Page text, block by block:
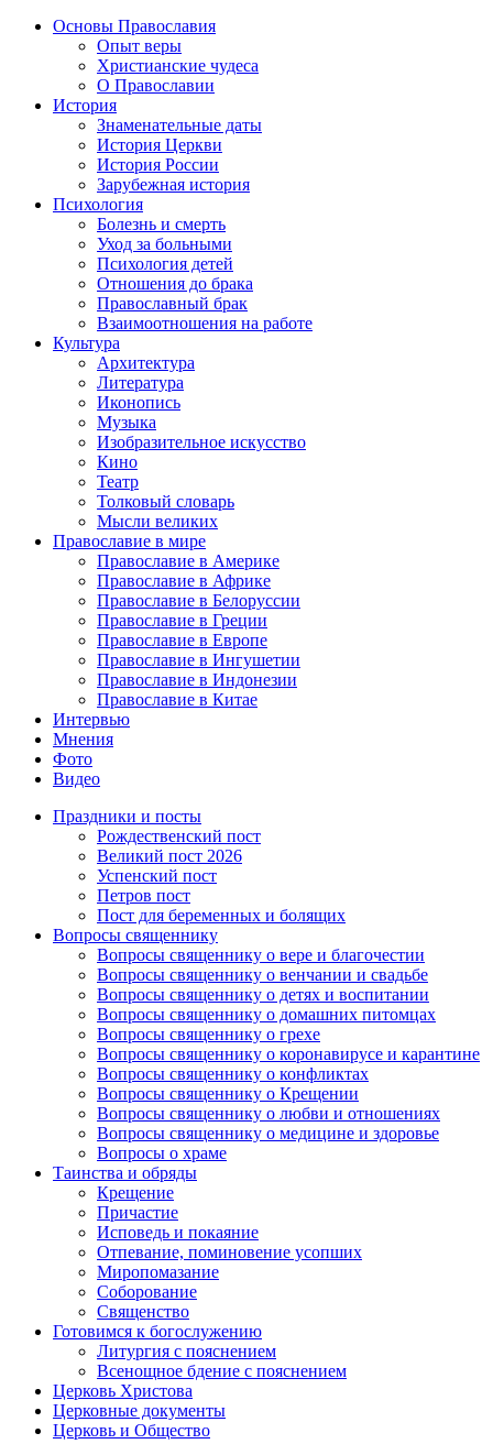
Основы Православия
Опыт веры
Христианские чудеса
О Православии
История
Знаменательные даты
История Церкви
История России
Зарубежная история
Психология
Болезнь и смерть
Уход за больными
Психология детей
Отношения до брака
Православный брак
Взаимоотношения на работе
Культура
Архитектура
Литература
Иконопись
Музыка
Изобразительное искусство
Кино
Театр
Толковый словарь
Мысли великих
Православие в мире
Православие в Америке
Православие в Африке
Православие в Белоруссии
Православие в Греции
Православие в Европе
Православие в Ингушетии
Православие в Индонезии
Православие в Китае
Интервью
Мнения
Фото
Видео
Праздники и посты
Рождественский пост
Великий пост 2026
Успенский пост
Петров пост
Пост для беременных и болящих
Вопросы священнику
Вопросы священнику о вере и благочестии
Вопросы священнику о венчании и свадьбе
Вопросы священнику о детях и воспитании
Вопросы священнику о домашних питомцах
Вопросы священнику о грехе
Вопросы священнику о коронавирусе и карантине
Вопросы священнику о конфликтах
Вопросы священнику о Крещении
Вопросы священнику о любви и отношениях
Вопросы священнику о медицине и здоровье
Вопросы о храме
Таинства и обряды
Крещение
Причастие
Исповедь и покаяние
Отпевание, поминовение усопших
Миропомазание
Соборование
Священство
Готовимся к богослужению
Литургия с пояснением
Всенощное бдение с пояснением
Церковь Христова
Церковные документы
Церковь и Общество